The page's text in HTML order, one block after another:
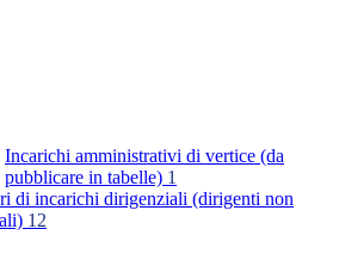
Incarichi amministrativi di vertice (da
pubblicare in tabelle) 1
di incarichi dirigenziali (dirigenti non
12